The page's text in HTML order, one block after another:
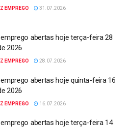
EMPREGO 31.07.2026
abertas hoje terça-feira 28
2026
EMPREGO 28.07.2026
abertas hoje quinta-feira 16
2026
EMPREGO 16.07.2026
abertas hoje terça-feira 14